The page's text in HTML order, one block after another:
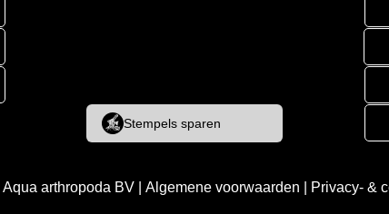
Stempels sparen
Aqua arthropoda BV Algemene voorwaarden Privacy- &